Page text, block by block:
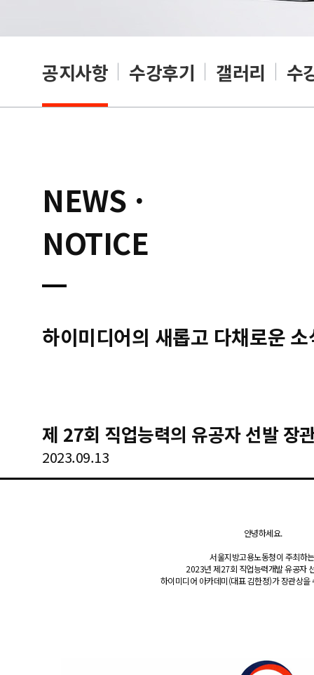
공지사항 수강후기 갤러리 수
NEWS ·
NOTICE
하이미디어의 새롭고 다채로운
제 27회 직업능력의 유공자 선발 장
2023.09.13
안녕하세요.
서울지방고용노동청이 주최하
2023년 제27회 직업능력개발 유공자
하이미디어 아카데미(대표 김한정)가 장관상을